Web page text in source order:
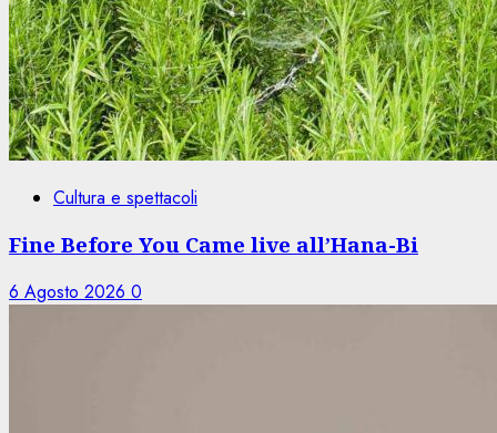
Cultura e spettacoli
Fine Before You Came live all’Hana-Bi
6 Agosto 2026 0